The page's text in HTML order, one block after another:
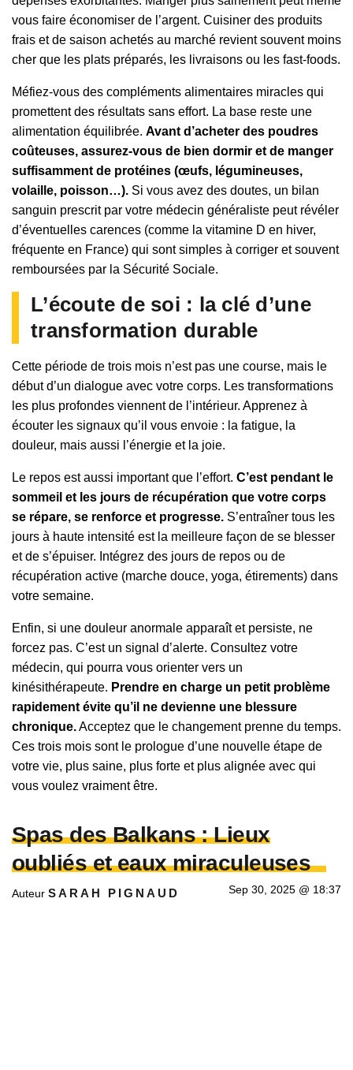
vous faire économiser de l’argent. Cuisiner des produits
frais et de saison achetés au marché revient souvent moins
cher que les plats préparés, les livraisons ou les fast-foods.
Méfiez-vous des compléments alimentaires miracles qui
promettent des résultats sans effort. La base reste une
alimentation équilibrée. Avant d’acheter des poudres
coûteuses, assurez-vous de bien dormir et de manger
suffisamment de protéines (œufs, légumineuses,
volaille, poisson…). Si vous avez des doutes, un bilan
sanguin prescrit par votre médecin généraliste peut révéler
d’éventuelles carences (comme la vitamine D en hiver,
fréquente en France) qui sont simples à corriger et souvent
remboursées par la Sécurité Sociale.
L’écoute de soi : la clé d’une
transformation durable
Cette période de trois mois n’est pas une course, mais le
début d’un dialogue avec votre corps. Les transformations
les plus profondes viennent de l’intérieur. Apprenez à
écouter les signaux qu’il vous envoie : la fatigue, la
douleur, mais aussi l’énergie et la joie.
Le repos est aussi important que l’effort. C’est pendant le
sommeil et les jours de récupération que votre corps
se répare, se renforce et progresse. S’entraîner tous les
jours à haute intensité est la meilleure façon de se blesser
et de s’épuiser. Intégrez des jours de repos ou de
récupération active (marche douce, yoga, étirements) dans
votre semaine.
Enfin, si une douleur anormale apparaît et persiste, ne
forcez pas. C’est un signal d’alerte. Consultez votre
médecin, qui pourra vous orienter vers un
kinésithérapeute. Prendre en charge un petit problème
rapidement évite qu’il ne devienne une blessure
chronique.Acceptez que le changement prenne du temps.
Ces trois mois sont le prologue d’une nouvelle étape de
votre vie, plus saine, plus forte et plus alignée avec qui
vous voulez vraiment être.
Spas des Balkans : Lieux
oubliés et eaux miraculeuses
Auteur SARAH PIGNAUD Sep 30, 2025 @ 18:37